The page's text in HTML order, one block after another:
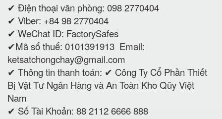
✔ Điện thoại văn phòng: 098 2770404
✔ Viber: +84 98 2770404
✔ WeChat ID: FactorySafes
✔Mã số thuế: 0101391913 Email:
ketsatchongchay@gmail.com
✔ Thông tin thanh toán: ✔ Công Ty Cổ Phần Thiết
Bị Vật Tư Ngân Hàng và An Toàn Kho Qũy Việt
Nam
✔ Số Tài Khoản: 88 2112 6666 888